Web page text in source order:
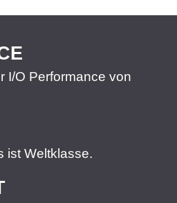
I/O Performance von
ist Weltklasse.